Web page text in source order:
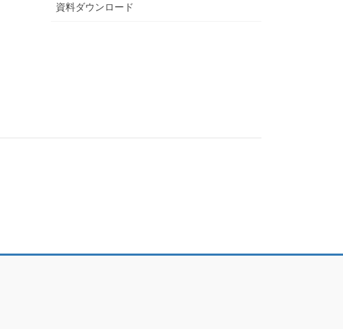
資料ダウンロード